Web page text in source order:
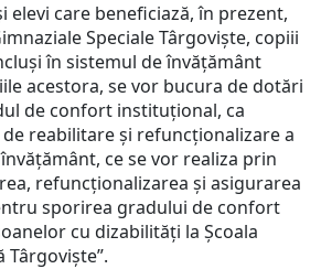
elevi care beneficiază, în prezent,
Speciale Târgoviște, copiii
în sistemul de învățământ
acestora, se vor bucura de dotări
de confort instituțional, ca
reabilitare și refuncţionalizare a
ce se vor realiza prin
refuncționalizarea și asigurarea
sporirea gradului de confort
cu dizabilități la Școala
Târgoviște”.